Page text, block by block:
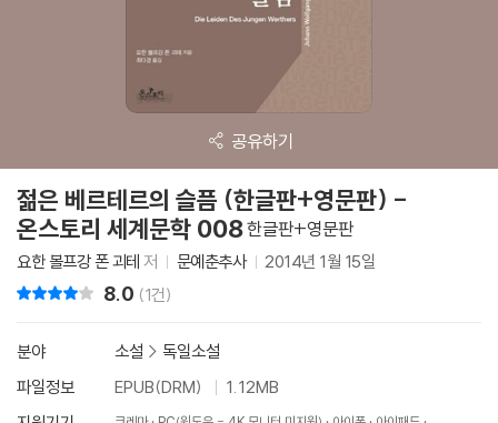
공유하기
젊은 베르테르의 슬픔 (한글판+영문판) -
온스토리 세계문학 008한글판+영문판
요한 볼프강 폰 괴테 저 문예춘추사 2014년 1월 15일
8.0 (1건)
분야 소설 > 독일소설
파일정보
EPUB(DRM)
1.12MB